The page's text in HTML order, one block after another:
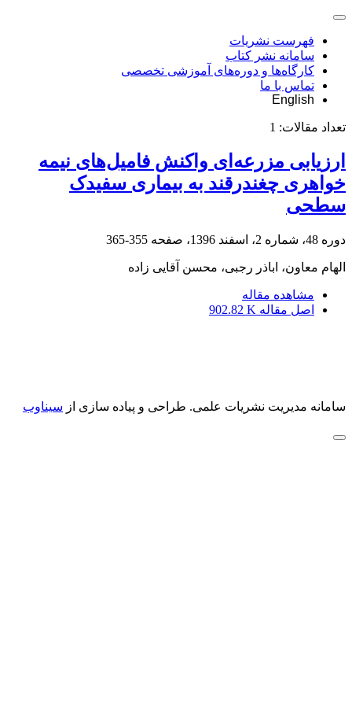
فهرست نشریات
سامانه نشر کتاب
کارگاه‌ها و دوره‌های آموزشی تخصصی
تماس با ما
English
تعداد مقالات: 1
ارزیابی مزرعه‌ای واکنش فامیل‌های نیمه
خواهری چغندرقند به بیماری سفیدک
سطحی
دوره 48، شماره 2، اسفند 1396، صفحه 355-365
الهام معاون، اباذر رجبی، محسن آقایی زاده
مشاهده مقاله
اصل مقاله 902.82 K
سامانه مدیریت نشریات علمی. طراحی و پیاده سازی از سیناوب